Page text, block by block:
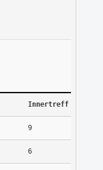
Innertreff
9
6